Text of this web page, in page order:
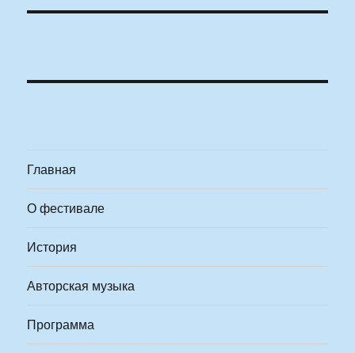
Главная
О фестивале
История
Авторская музыка
Программа